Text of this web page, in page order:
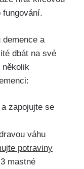
fungování.
a
dbát na své
zapojujte se
váhu
potraviny
mastné